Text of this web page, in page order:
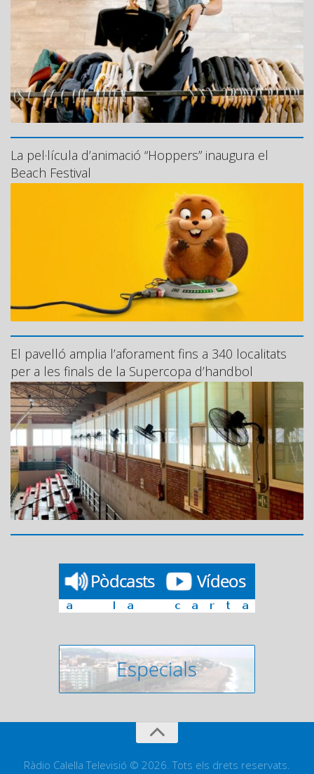
La pel·lícula d’animació “Hoppers” inaugura el
Beach Festival
El pavelló amplia l’aforament fins a 340 localitats
per a les finals de la Supercopa d’handbol
Ràdio Calella Televisió © 2026. Tots els drets reservats.